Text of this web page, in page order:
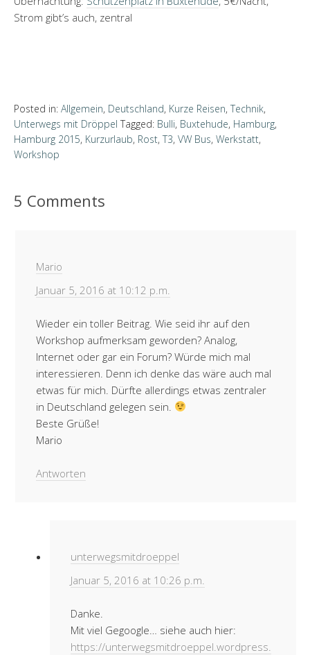
Strom gibt’s auch, zentral
Posted in: Allgemein, Deutschland, Kurze Reisen, Technik,
Unterwegs mit Dröppel Tagged: Bulli, Buxtehude, Hamburg,
Hamburg 2015, Kurzurlaub, Rost, T3, VW Bus, Werkstatt,
Workshop
5 Comments
Mario
Januar 5, 2016 at 10:12 p.m.
Wieder ein toller Beitrag. Wie seid ihr auf den
Workshop aufmerksam geworden? Analog,
Internet oder gar ein Forum? Würde mich mal
interessieren. Denn ich denke das wäre auch mal
etwas für mich. Dürfte allerdings etwas zentraler
in Deutschland gelegen sein.
Beste Grüße!
Mario
Antworten
unterwegsmitdroeppel
Januar 5, 2016 at 10:26 p.m.
Danke.
Mit viel Gegoogle… siehe auch hier:
https://unterwegsmitdroeppel.wordpress.